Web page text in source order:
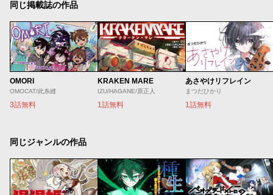
同じ掲載誌の作品
OMORI
OMOCAT/此糸縫
3話無料
KRAKEN MARE
IZU/HAGANE/原正人
1話無料
あさやけリフレイン
まつだひかり
1話無料
同じジャンルの作品